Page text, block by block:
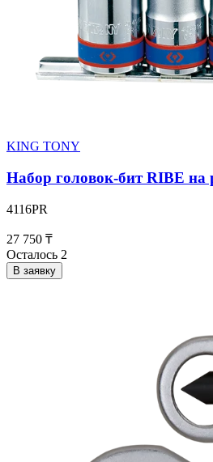
KING TONY
Набор головок-бит RIBE на
4116PR
27 750 ₸
Осталось 2
В заявку